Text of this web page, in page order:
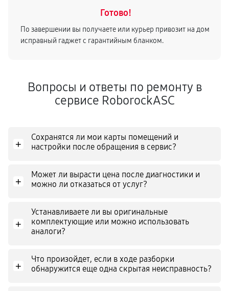
Готово!
По завершении вы получаете или курьер привозит на дом
исправный гаджет с гарантийным бланком.
Вопросы и ответы по ремонту в
сервисе RoborockASC
+
Сохранятся ли мои карты помещений и
настройки после обращения в сервис?
+
Может ли вырасти цена после диагностики и
можно ли отказаться от услуг?
+
Устанавливаете ли вы оригинальные
комплектующие или можно использовать
аналоги?
+
Что произойдет, если в ходе разборки
обнаружится еще одна скрытая неисправность?